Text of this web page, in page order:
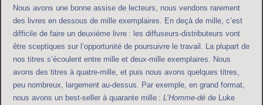
Nous avons une bonne assise de lecteurs, nous vendons rarement
des livres en dessous de mille exemplaires. En deçà de mille, c’est
difficile de faire un deuxième livre : les diffuseurs-distributeurs vont
être sceptiques sur l’opportunité de poursuivre le travail. La plupart de
nos titres s’écoulent entre mille et deux-mille exemplaires. Nous
avons des titres à quatre-mille, et puis nous avons quelques titres,
peu nombreux, largement au-dessus. Par exemple, en grand format,
nous avons un best-seller à quarante mille :L’Homme-dé de Luke